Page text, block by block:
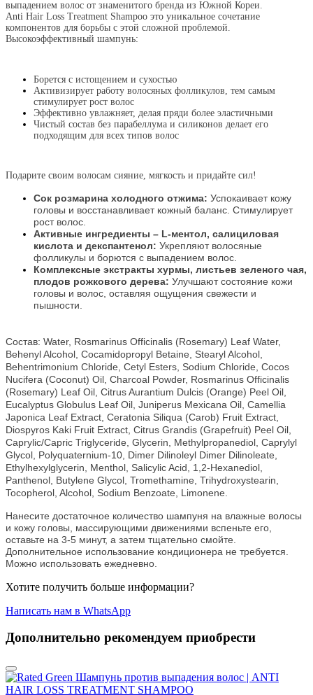
выпадением волос от знаменитого бренда из Южной Кореи.
Anti Hair Loss Treatment Shampoo это уникальное сочетание
компонентов для борьбы с этой сложной проблемой.
Высокоэффективный шампунь:
Борется с истощением и сухостью
Активизирует работу волосяных фолликулов, тем самым
стимулирует рост волос
Эффективно увлажняет, делая пряди более эластичными
Чистый состав без парабеллума и силиконов делает его
подходящим для всех типов волос
Подарите своим волосам сияние, мягкость и придайте сил!
Сок розмарина холодного отжима: Успокаивает кожу
головы и восстанавливает кожный баланс. Стимулирует
рост волос.
Активные ингредиенты – L-ментол, салициловая
кислота и декспантенол: Укрепляют волосяные
фолликулы и борются с выпадением волос.
Комплексные экстракты хурмы, листьев зеленого чая,
плодов рожкового дерева: Улучшают состояние кожи
головы и волос, оставляя ощущения свежести и
пышности.
Состав: Water, Rosmarinus Officinalis (Rosemary) Leaf Water,
Behenyl Alcohol, Cocamidopropyl Betaine, Stearyl Alcohol,
Behentrimonium Chloride, Cetyl Esters, Sodium Chloride, Cocos
Nucifera (Coconut) Oil, Charcoal Powder, Rosmarinus Officinalis
(Rosemary) Leaf Oil, Citrus Aurantium Dulcis (Orange) Peel Oil,
Eucalyptus Globulus Leaf Oil, Juniperus Mexicana Oil, Camellia
Japonica Leaf Extract, Ceratonia Siliqua (Carob) Fruit Extract,
Diospyros Kaki Fruit Extract, Citrus Grandis (Grapefruit) Peel Oil,
Caprylic/Capric Triglyceride, Glycerin, Methylpropanediol, Caprylyl
Glycol, Polyquaternium-10, Dimer Dilinoleyl Dimer Dilinoleate,
Ethylhexylglycerin, Menthol, Salicylic Acid, 1,2-Hexanediol,
Panthenol, Butylene Glycol, Tromethamine, Trihydroxystearin,
Tocopherol, Alcohol, Sodium Benzoate, Limonene.
Нанесите достаточное количество шампуня на влажные волосы
и кожу головы, массирующими движениями вспеньте его,
оставьте на 3-5 минут, а затем тщательно смойте.
Дополнительное использование кондиционера не требуется.
Можно использовать ежедневно.
Хотите получить больше информации?
Написать нам в WhatsApp
Дополнительно рекомендуем приобрести